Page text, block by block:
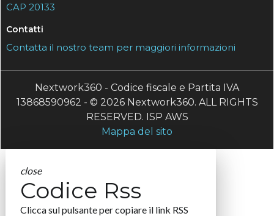
CAP 20133
Contatti
Contatta il nostro team per maggiori informazioni
Nextwork360 - Codice fiscale e Partita IVA
13868590962 - © 2026 Nextwork360. ALL RIGHTS
RESERVED. ISP AWS
Mappa del sito
close
Codice Rss
Clicca sul pulsante per copiare il link RSS